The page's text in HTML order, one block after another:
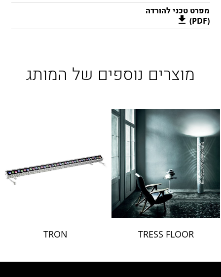
מפרט טכני להורדה
(PDF)
מוצרים נוספים של המותג
TRESS FLOOR
TRON